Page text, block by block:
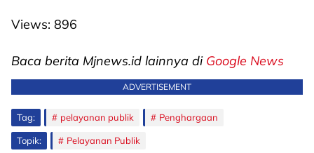
Views: 896
Baca berita Mjnews.id lainnya di Google News
ADVERTISEMENT
Tag: pelayanan publik Penghargaan
Topik: Pelayanan Publik